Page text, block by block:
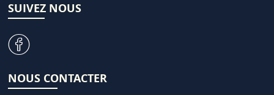
SUIVEZ NOUS
v
NOUS CONTACTER